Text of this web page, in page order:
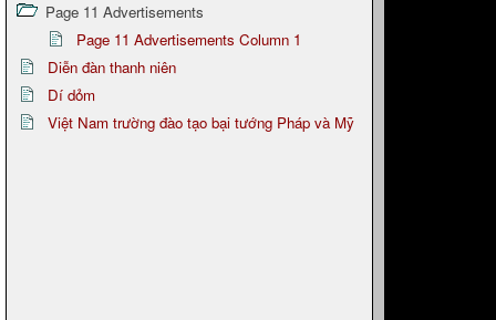
Page 11 Advertisements
Page 11 Advertisements Column 1
Diễn đàn thanh niên
Dí dỏm
Việt Nam trường đào tạo bại tướng Pháp và Mỹ